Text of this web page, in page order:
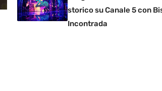
storico su Canale 5 con
Incontrada